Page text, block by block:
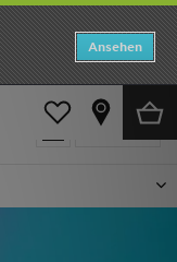
Ansehen
verfeinern